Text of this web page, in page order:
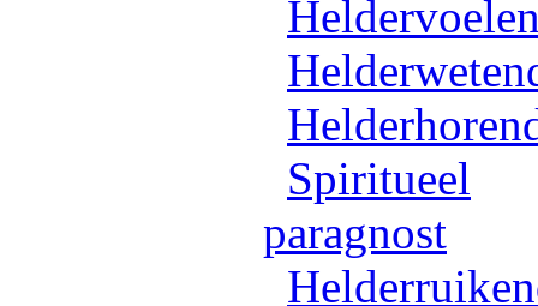
Spiritueel
paragnost